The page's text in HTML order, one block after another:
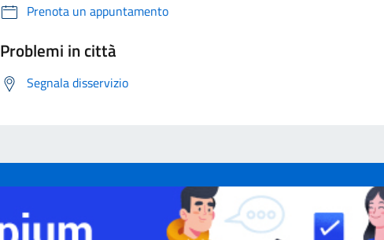
Prenota un appuntamento
Problemi in città
Segnala disservizio